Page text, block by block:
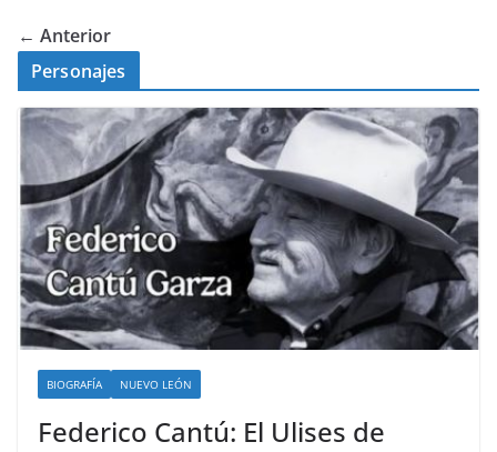
← Anterior
Personajes
BIOGRAFÍA NUEVO LEÓN
Federico Cantú: El Ulises de